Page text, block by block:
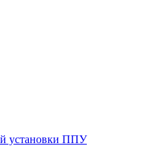
установки ППУ